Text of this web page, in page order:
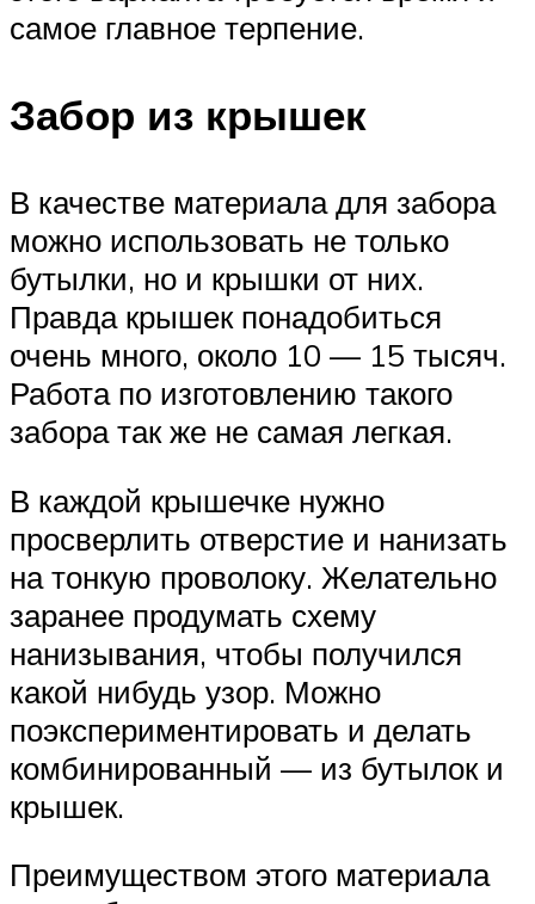
самое главное терпение.
Забор из крышек
В качестве материала для забора
можно использовать не только
бутылки, но и крышки от них.
Правда крышек понадобиться
очень много, около 10 — 15 тысяч.
Работа по изготовлению такого
забора так же не самая легкая.
В каждой крышечке нужно
просверлить отверстие и нанизать
на тонкую проволоку. Желательно
заранее продумать схему
нанизывания, чтобы получился
какой нибудь узор. Можно
поэкспериментировать и делать
комбинированный — из бутылок и
крышек.
Преимуществом этого материала